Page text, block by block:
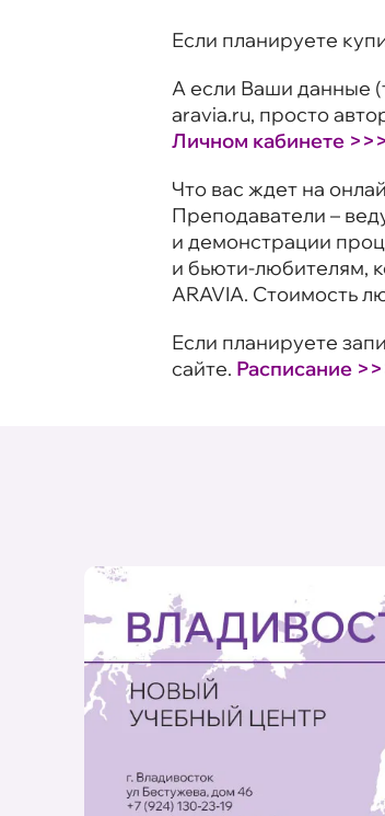
Если планируете
А если Ваши данные
aravia.ru, просто
Личном кабинете >>>
Что вас ждет на
Преподаватели –
и демонстрации
и бьюти-любителям,
ARAVIA. Стоимость
Если планируете
сайте. Расписание